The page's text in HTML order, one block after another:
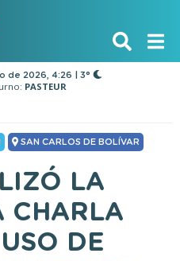
de 2026, 4:26 | 3°
PASTEUR
SAN CARLOS DE BOLÍVAR
LA
CHARLA
DE